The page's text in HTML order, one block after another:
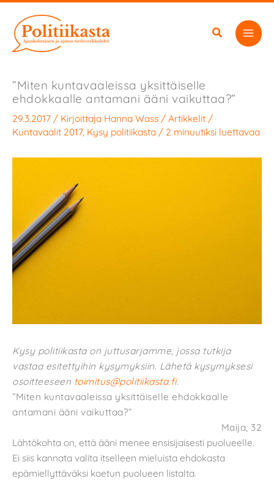
sisältöön
”Miten kuntavaaleissa yksittäiselle
ehdokkaalle antamani ääni vaikuttaa?”
29.3.2017 / Kirjoittaja Hanna Wass / Artikkelit /
Kuntavaalit 2017, Kysy politiikasta / 2 minuutiksi luettavaa
Kysy politiikasta on juttusarjamme, jossa tutkija
vastaa esitettyihin kysymyksiin. Lähetä kysymyksesi
osoitteeseen toimitus@politiikasta.fi.
”Miten kuntavaaleissa yksittäiselle ehdokkaalle
antamani ääni vaikuttaa?”
Maija, 32
Lähtökohta on, että ääni menee ensisijaisesti puolueelle.
Ei siis kannata valita itselleen mieluista ehdokasta
epämiellyttäväksi koetun puolueen listalta.